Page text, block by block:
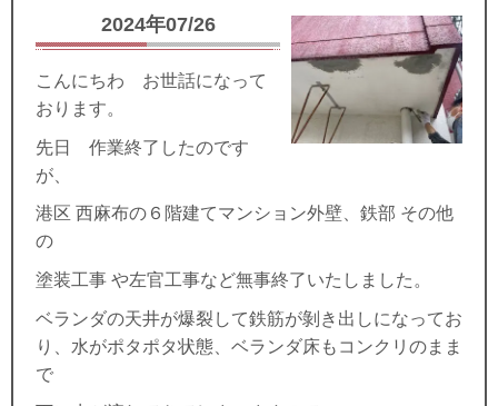
2024年07/26
こんにちわ お世話になって
おります。
先日 作業終了したのです
が、
港区 西麻布の６階建てマンション外壁、鉄部 その他
の
塗装工事 や左官工事など無事終了いたしました。
ベランダの天井が爆裂して鉄筋が剝き出しになってお
り、水がポタポタ状態、ベランダ床もコンクリのまま
で